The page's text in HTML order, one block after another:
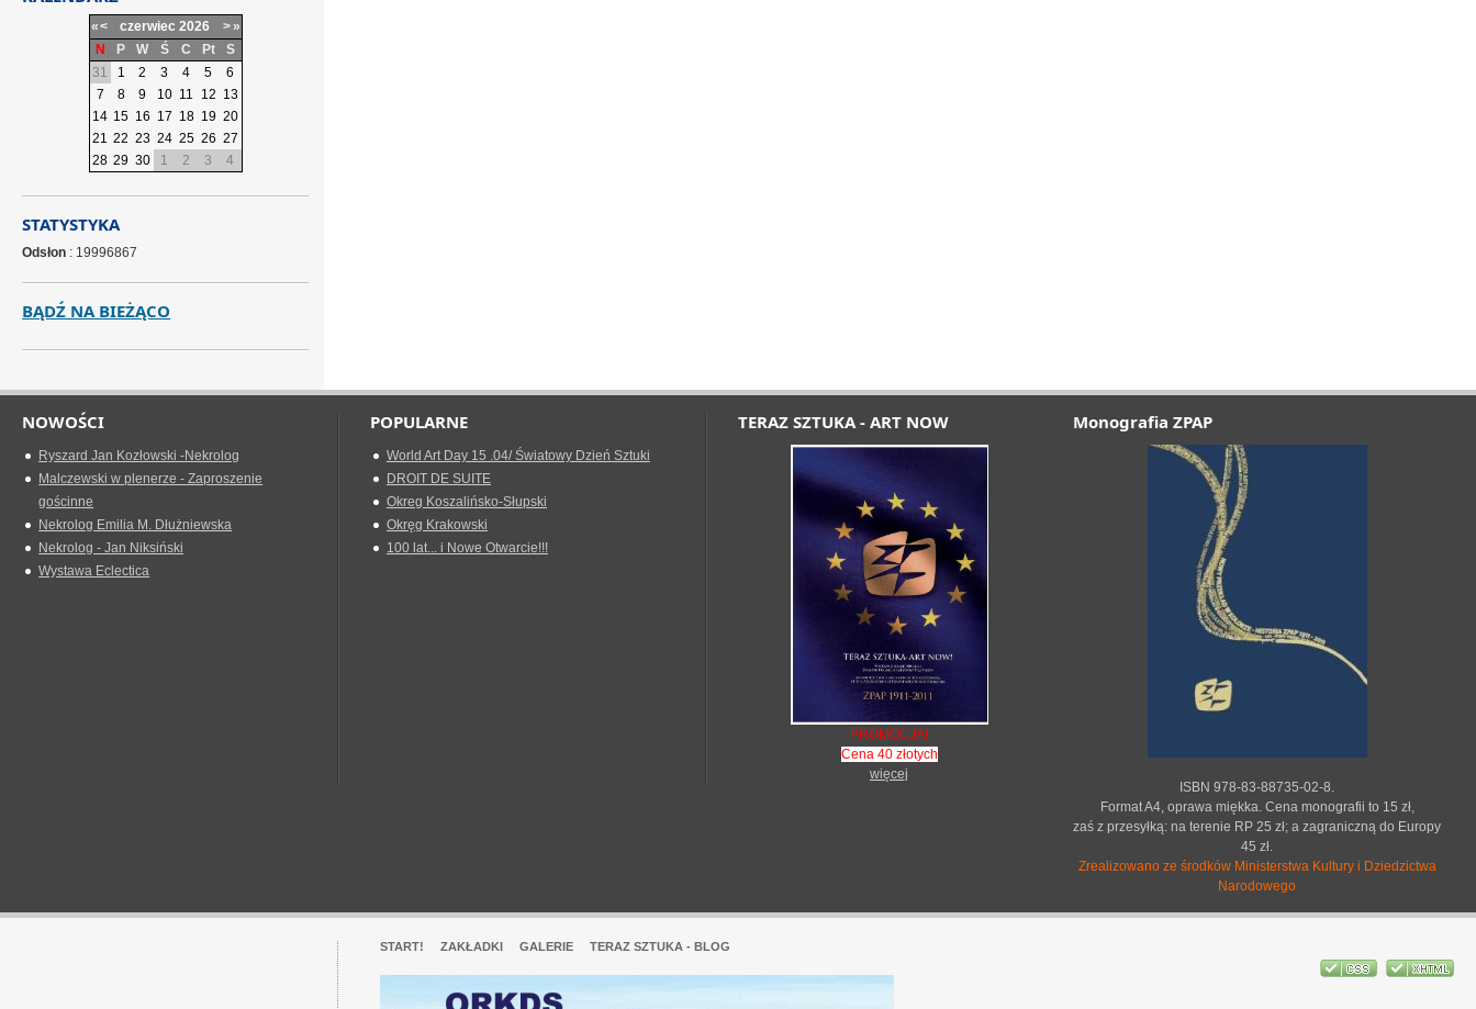
«< czerwiec 2026 >»
N
P W Ś C Pt
S
31
1 2 3 4 5
6
7
8 9 10 11 12 13
14 15 16 17 18 19 20
21 22 23 24 25 26 27
28 29 30 1 2 3 4
STATYSTYKA
Odsłon : 19996867
BĄDŹ NA BIEŻĄCO
NOWOŚCI
Ryszard Jan Kozłowski -Nekrolog
Malczewski w plenerze - Zaproszenie
gościnne
Nekrolog Emilia M. Dłużniewska
Nekrolog - Jan Niksiński
Wystawa Eclectica
POPULARNE
World Art Day 15 .04/ Światowy Dzień Sztuki
DROIT DE SUITE
Okreg Koszalińsko-Słupski
Okręg Krakowski
100 lat... i Nowe Otwarcie!!!
TERAZ SZTUKA - ART NOW
PROMOCJA!
Cena 40 złotych
więcej
Monografia ZPAP
ISBN 978-83-88735-02-8.
Format A4, oprawa miękka. Cena monografii to 15 zł,
zaś z przesyłką: na terenie RP 25 zł; a zagraniczną do Europy
45 zł.
Zrealizowano ze środków Ministerstwa Kultury i Dziedzictwa
Narodowego
START! ZAKŁADKI GALERIE TERAZ SZTUKA - BLOG